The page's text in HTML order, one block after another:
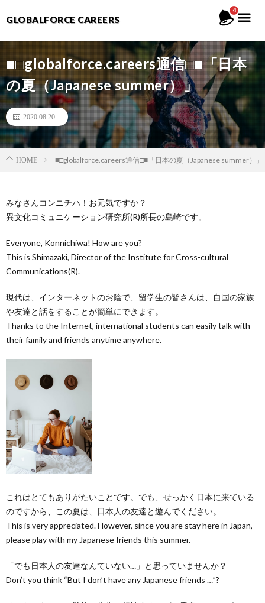
4
GLOBALFORCE CAREERS
■□globalforce.careers通信□■「日本
の夏（Japanese summer）」
2020.08.20
HOME ■□globalforce.careers通信□■「日本の夏（Japanese summer）」
みなさんコンニチハ！お元気ですか？
異文化コミュニケーション研究所(R)所長の島崎です。
Everyone, Konnichiwa! How are you?
This is Shimazaki, Director of the Institute for Cross-cultural
Communications(R).
現代は、インターネットのお陰で、留学生の皆さんは、自国の家族
や友達と話をすることが簡単にできます。
Thanks to the Internet, international students can easily talk with
their family and friends anytime anywhere.
これはとてもありがたいことです。でも、せっかく日本に来ている
のですから、この夏は、日本人の友達と遊んでください。
This is very appreciated. However, since you are stay here in Japan,
please play with my Japanese friends this summer.
「でも日本人の友達なんていない…」と思っていませんか？
Don’t you think “But I don’t have any Japanese friends …”?